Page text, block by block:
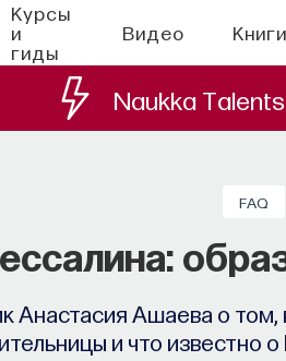
Курсы
и
гиды
Видео Книги
Naukka
FAQ
Анастасия Ашаева о
и что известно